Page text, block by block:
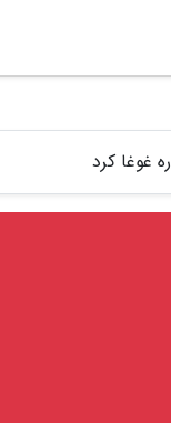
غوغا کرد